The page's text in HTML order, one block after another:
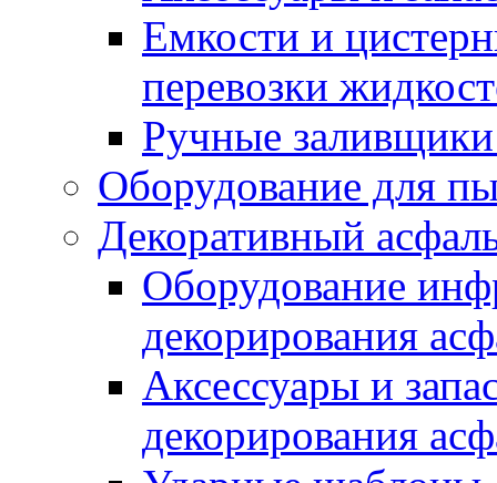
Емкости и
перевозки
Ручные
Оборудование для
Декоративный
Оборудование
декорирования
Аксессуары и
декорирования